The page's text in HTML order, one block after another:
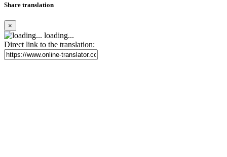
Share translation
×
loading...
Direct link to the translation: